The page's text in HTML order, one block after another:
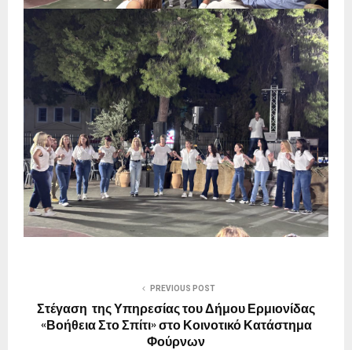
PREVIOUS POST
Στέγαση της Υπηρεσίας του Δήμου Ερμιονίδας
«Βοήθεια Στο Σπίτι» στο Κοινοτικό Κατάστημα
Φούρνων